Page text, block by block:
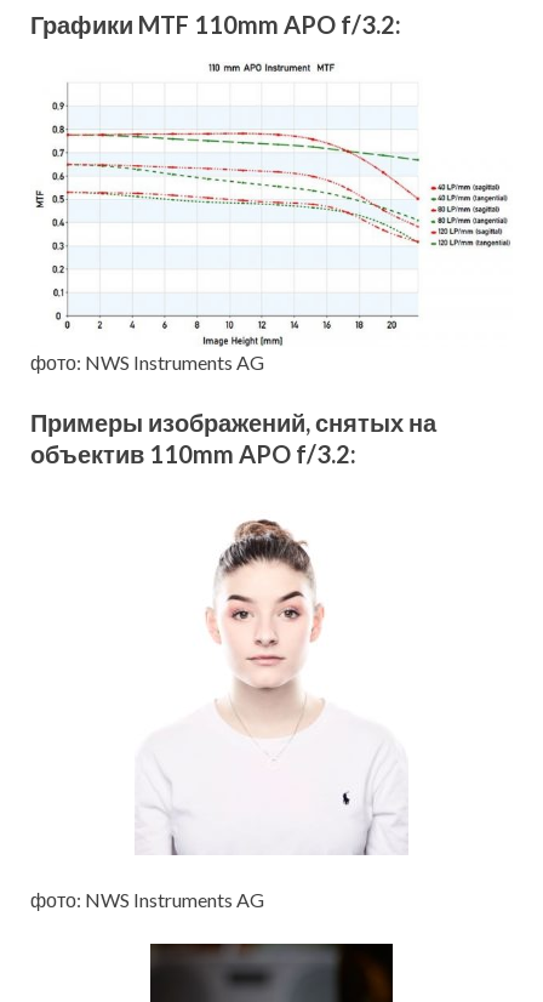
Графики MTF 110mm APO f/3.2:
фото: NWS Instruments AG
Примеры изображений, снятых на
объектив 110mm APO f/3.2:
фото: NWS Instruments AG